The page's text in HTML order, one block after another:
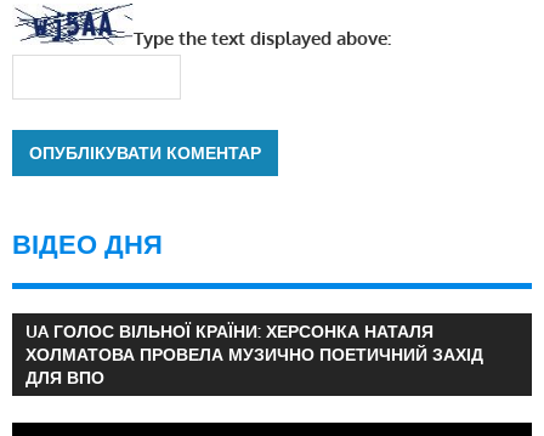
Type the text displayed above:
ВІДЕО ДНЯ
UA ГОЛОС ВІЛЬНОЇ КРАЇНИ: ХЕРСОНКА НАТАЛЯ
ХОЛМАТОВА ПРОВЕЛА МУЗИЧНО ПОЕТИЧНИЙ ЗАХІД
ДЛЯ ВПО